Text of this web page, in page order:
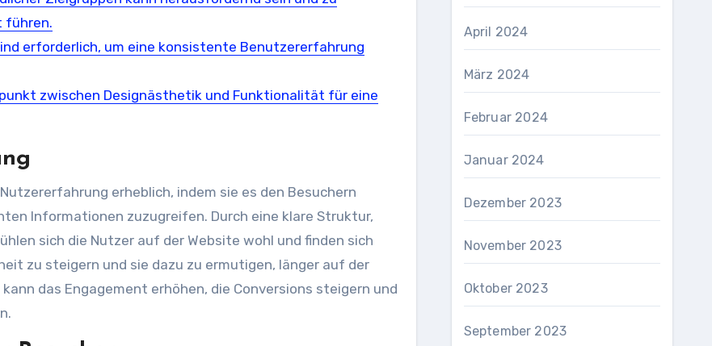
führen.
erforderlich, um eine konsistente Benutzererfahrung
zwischen Designästhetik und Funktionalität für eine
erheblich, indem sie es den Besuchern
Informationen zuzugreifen. Durch eine klare Struktur,
sich die Nutzer auf der Website wohl und finden sich
zu steigern und sie dazu zu ermutigen, länger auf der
das Engagement erhöhen, die Conversions steigern und
April 2024
März 2024
Februar 2024
Januar 2024
Dezember 2023
November 2023
Oktober 2023
September 2023